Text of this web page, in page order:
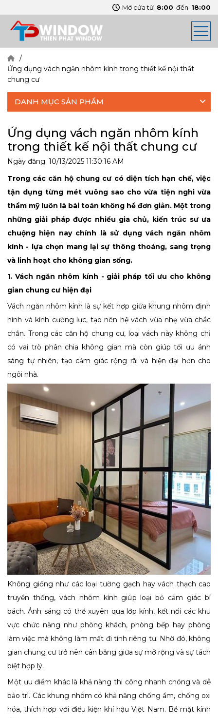
Mở cửa từ 8:00 đến 18:00
Ứng dụng vách ngăn nhôm kính trong thiết kế nội thất
chung cư
DANH MỤC SẢN PHẨM
Ứng dụng vách ngăn nhôm kính
trong thiết kế nội thất chung cư
Ngày đăng: 10/13/2025 11:30:16 AM
Trong các căn hộ chung cư có diện tích hạn chế, việc
tận dụng từng mét vuông sao cho vừa tiện nghi vừa
thẩm mỹ luôn là bài toán không hề đơn giản. Một trong
những giải pháp được nhiều gia chủ, kiến trúc sư ưa
chuộng hiện nay chính là sử dụng vách ngăn nhôm
kính - lựa chọn mang lại sự thông thoáng, sang trọng
và linh hoạt cho không gian sống.
1. Vách ngăn nhôm kính - giải pháp tối ưu cho không
gian chung cư hiện đại
Vách ngăn nhôm kính là sự kết hợp giữa khung nhôm định
hình và kính cường lực, tạo nên hệ vách vừa nhẹ vừa chắc
chắn. Trong các căn hộ chung cư, loại vách này không chỉ
có vai trò phân chia không gian mà còn giúp tối ưu ánh
sáng tự nhiên, tạo cảm giác rộng rãi và hiện đại hơn cho
ngôi nhà.
Không giống như các loại tường gạch hay vách thạch cao
truyền thống, vách nhôm kính giúp loại bỏ cảm giác bí
bách. Ánh sáng có thể xuyên qua lớp kính, kết nối các khu
vực chức năng như phòng khách, phòng bếp hay phòng
làm việc mà không làm mất đi tính riêng tư. Nhờ đó, không
gian chung cư trở nên cân bằng giữa sự mở rộng và sự tách
biệt hợp lý.
Một ưu điểm khác là khả năng thi công nhanh chóng và dễ
bảo trì. Các khung nhôm có khả năng chống ẩm, chống oxi
hóa, thích hợp với điều kiện khí hậu Việt Nam. Bề mặt kính